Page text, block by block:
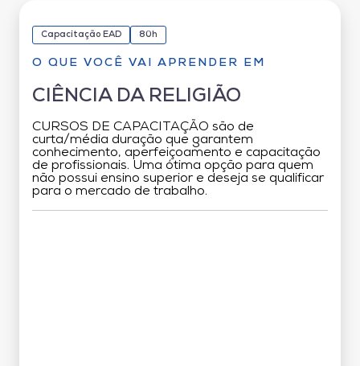
Capacitação EAD 80h
O QUE VOCÊ VAI APRENDER EM
CIÊNCIA DA RELIGIÃO
CURSOS DE CAPACITAÇÃO são de
curta/média duração que garantem
conhecimento, aperfeiçoamento e capacitação
de profissionais. Uma ótima opção para quem
não possui ensino superior e deseja se qualificar
para o mercado de trabalho.